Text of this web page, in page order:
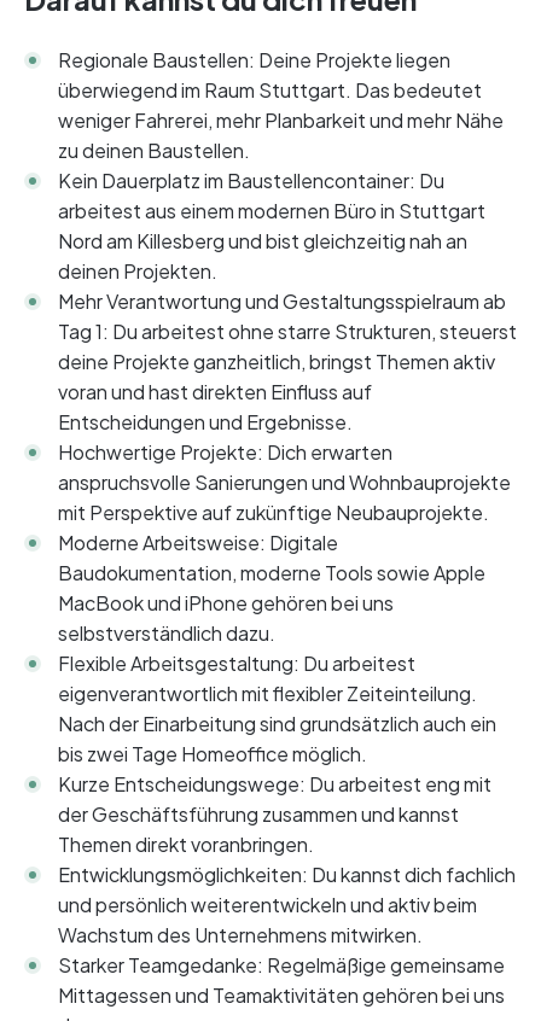
Regionale Baustellen: Deine Projekte liegen
überwiegend im Raum Stuttgart. Das bedeutet
weniger Fahrerei, mehr Planbarkeit und mehr Nähe
zu deinen Baustellen.
Kein Dauerplatz im Baustellencontainer: Du
arbeitest aus einem modernen Büro in Stuttgart
Nord am Killesberg und bist gleichzeitig nah an
deinen Projekten.
Mehr Verantwortung und Gestaltungsspielraum ab
Tag 1: Du arbeitest ohne starre Strukturen, steuerst
deine Projekte ganzheitlich, bringst Themen aktiv
voran und hast direkten Einfluss auf
Entscheidungen und Ergebnisse.
Hochwertige Projekte: Dich erwarten
anspruchsvolle Sanierungen und Wohnbauprojekte
mit Perspektive auf zukünftige Neubauprojekte.
Moderne Arbeitsweise: Digitale
Baudokumentation, moderne Tools sowie Apple
MacBook und iPhone gehören bei uns
selbstverständlich dazu.
Flexible Arbeitsgestaltung: Du arbeitest
eigenverantwortlich mit flexibler Zeiteinteilung.
Nach der Einarbeitung sind grundsätzlich auch ein
bis zwei Tage Homeoffice möglich.
Kurze Entscheidungswege: Du arbeitest eng mit
der Geschäftsführung zusammen und kannst
Themen direkt voranbringen.
Entwicklungsmöglichkeiten: Du kannst dich fachlich
und persönlich weiterentwickeln und aktiv beim
Wachstum des Unternehmens mitwirken.
Starker Teamgedanke: Regelmäßige gemeinsame
Mittagessen und Teamaktivitäten gehören bei uns